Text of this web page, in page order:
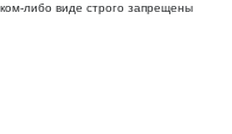
либо виде строго запрещены